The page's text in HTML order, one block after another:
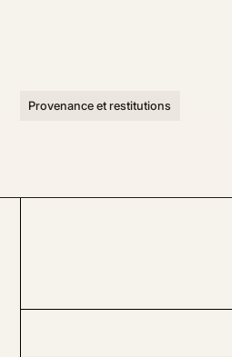
Provenance et restitutions